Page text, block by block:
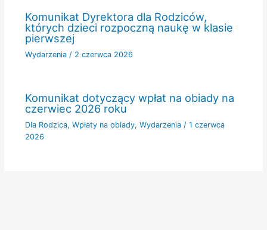
Komunikat Dyrektora dla Rodziców,
których dzieci rozpoczną naukę w klasie
pierwszej
Wydarzenia/ 2 czerwca 2026
Komunikat dotyczący wpłat na obiady na
czerwiec 2026 roku
Dla Rodzica, Wpłaty na obiady, Wydarzenia/ 1 czerwca
2026